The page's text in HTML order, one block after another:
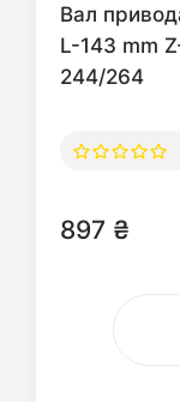
Вал
L-143 mm
244/264
897 ₴